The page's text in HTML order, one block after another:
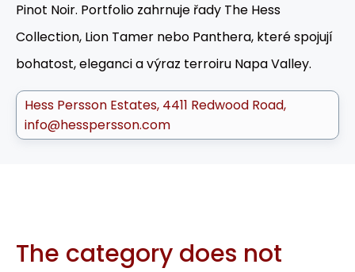
Pinot Noir. Portfolio zahrnuje řady The Hess
Collection, Lion Tamer nebo Panthera, které spojují
bohatost, eleganci a výraz terroiru Napa Valley.
Hess Persson Estates 4411 Redwood Road
info@hesspersson.com
The category does not